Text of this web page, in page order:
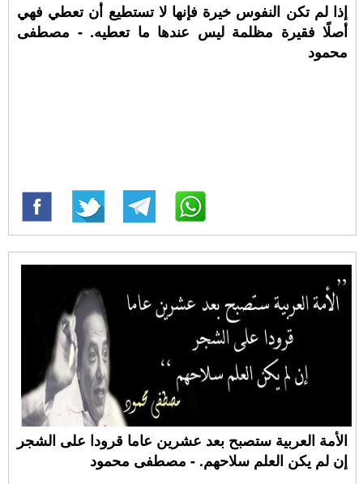
إذا لم تكن النفوس خيرة فإنها لا تستطيع أن تعطي فهي
أصلًا فقيرة مظلمة ليس عندها ما تعطيه. - مصطفى
محمود
الأمة العربية ستصبح بعد عشرين عاما قرودا على الشجر
إن لم يكن العلم سلاحهم. - مصطفى محمود